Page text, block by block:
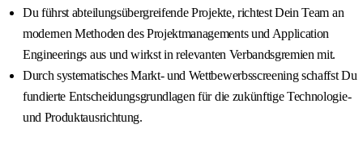
Du führst abteilungsübergreifende Projekte, richtest Dein Team an
modernen Methoden des Projektmanagements und Application
Engineerings aus und wirkst in relevanten Verbandsgremien mit.
Durch systematisches Markt- und Wettbewerbsscreening schaffst Du
fundierte Entscheidungsgrundlagen für die zukünftige Technologie-
und Produktausrichtung.